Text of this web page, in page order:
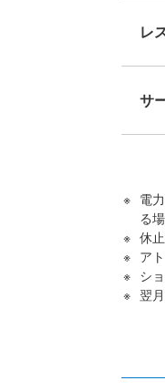
レ
サ
電
る
休
ア
シ
翌